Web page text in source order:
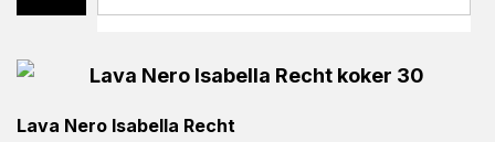
Lava Nero Isabella Recht